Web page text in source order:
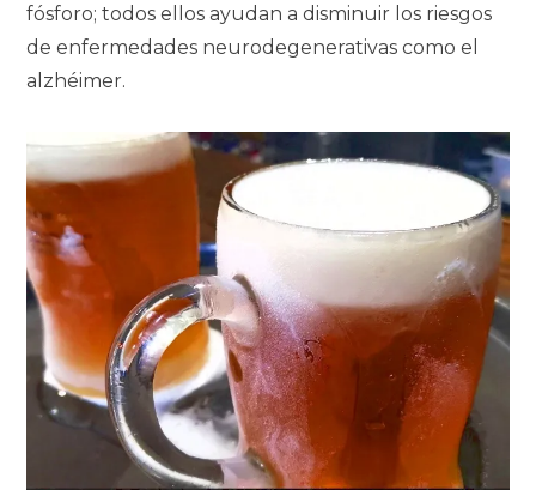
fósforo; todos ellos ayudan a disminuir los riesgos
de enfermedades neurodegenerativas como el
alzhéimer.